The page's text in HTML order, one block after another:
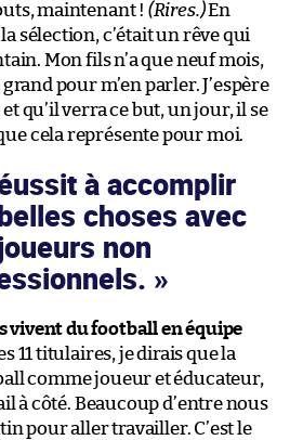
maintenant ! (Rires.)En
sélection, c’était un rêve qui
Mon fils n’a que neuf mois,
grand pour m’en parler. J’espère
qu’il verra ce but, un jour, il se
cela représente pour moi.
à accomplir
choses avec
non
vivent du football en équipe
11 titulaires, je dirais que la
comme joueur et éducateur,
à côté. Beaucoup d’entre nous
pour aller travailler. C’est le